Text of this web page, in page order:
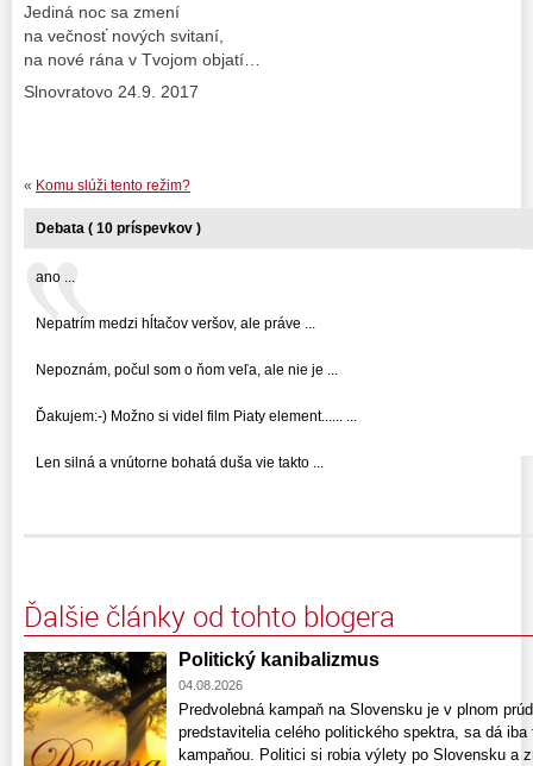
Jediná noc sa zmení
na večnosť nových svitaní,
na nové rána v Tvojom objatí…
Slnovratovo 24.9. 2017
« Komu slúži tento režim?
Debata ( 10 príspevkov )
ano ...
Nepatrím medzi hĺtačov veršov, ale práve ...
Nepoznám, počul som o ňom veľa, ale nie je ...
Ďakujem:-) Možno si videl film Piaty element...... ...
Len silná a vnútorne bohatá duša vie takto ...
Ďalšie články od tohto blogera
Politický kanibalizmus
04.08.2026
Predvolebná kampaň na Slovensku je v plnom
predstavitelia celého politického spektra, sa dá
kampaňou. Politici si robia výlety po Slovensku a